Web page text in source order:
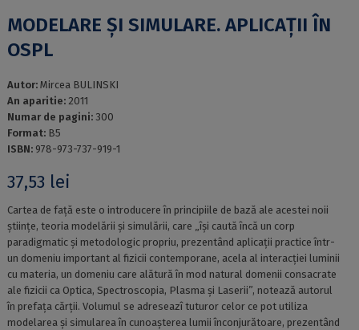
MODELARE ȘI SIMULARE. APLICAȚII ÎN
OSPL
Autor: Mircea BULINSKI
An aparitie: 2011
Numar de pagini: 300
Format: B5
ISBN: 978-973-737-919-1
37,53 lei
Cartea de față este o introducere în principiile de bază ale acestei noii
științe, teoria modelării și simulării, care „își caută încă un corp
paradigmatic și metodologic propriu, prezentând aplicații practice într-
un domeniu important al fizicii contemporane, acela al interacției luminii
cu materia, un domeniu care alătură în mod natural domenii consacrate
ale fizicii ca Optica, Spectroscopia, Plasma și Laserii”, notează autorul
în prefața cărții. Volumul se adreseazî tuturor celor ce pot utiliza
modelarea și simularea în cunoașterea lumii înconjurătoare, prezentând